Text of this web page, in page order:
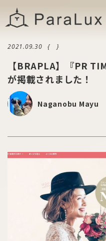
2021.09.30
【BRAPLA】『PR
が掲載されました！
Naganobu Mayu